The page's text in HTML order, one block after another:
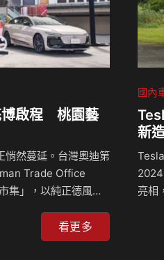
啟程 桃園藝
悄然蔓延。台灣奧迪第
Trade Office
集」，以純正德風應
中心，邀您一同感受
統精髓，「2025 德國
看更多
國內
新
亮相
主